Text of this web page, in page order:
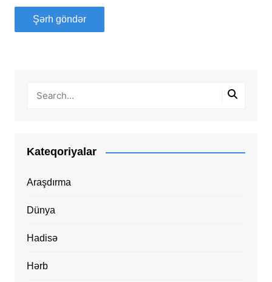
Kateqoriyalar
Araşdırma
Dünya
Hadisə
Hərb